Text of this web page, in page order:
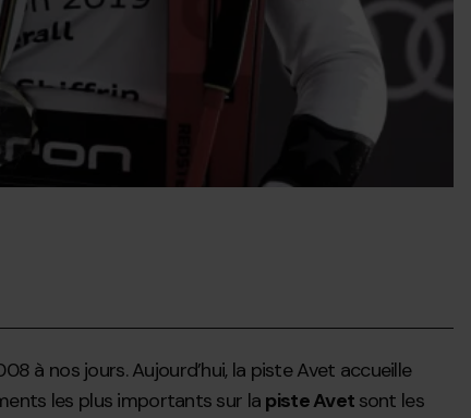
à nos jours. Aujourd’hui, la piste Avet accueille
les plus importants sur la piste Avet sont les